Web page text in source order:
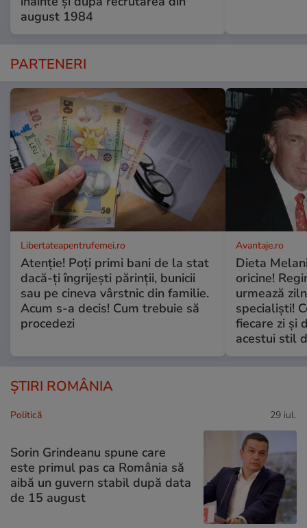
august 1984
PARTENERI
Libertateapentrufemei.ro
Atenție! Poți primi bani de la stat
dacă-ți îngrijești părinții, bunicii
sau pe cineva vârstnic din familie.
Acum s-a decis! Cum trebuie să
procedezi
Avantaje.ro
Dieta
oricine!
urmează
specialiști!
fiecare zi și
acestui stil
ȘTIRI ROMÂNIA
Politică 29 iul.
Sorin Grindeanu spune care
este primul pas ca România să
aibă un guvern stabil după data
de 15 august